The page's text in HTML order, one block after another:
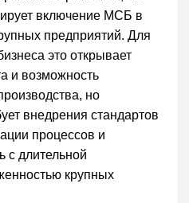
включение МСБ в
предприятий. Для
это открывает
и возможность
но
внедрения стандартов
процессов и
с длительной
крупных